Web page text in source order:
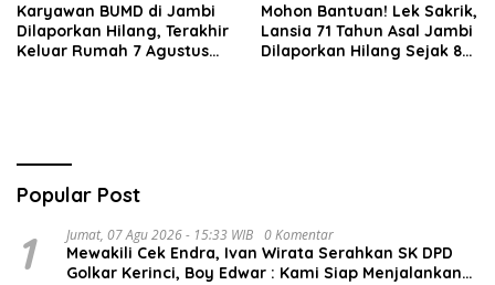
Karyawan BUMD di Jambi
Dilaporkan Hilang, Terakhir
Keluar Rumah 7 Agustus
Mohon Bantuan! Lek Sakrik,
Lansia 71 Tahun Asal Jambi
Dilaporkan Hilang Sejak 8
Popular Post
1 Jumat, 07 Agu 2026 - 15:33 WIB 0 Komentar
Mewakili Cek Endra, Ivan Wirata Serahkan SK DPD
Golkar Kerinci, Boy Edwar : Kami Siap Menjalankan